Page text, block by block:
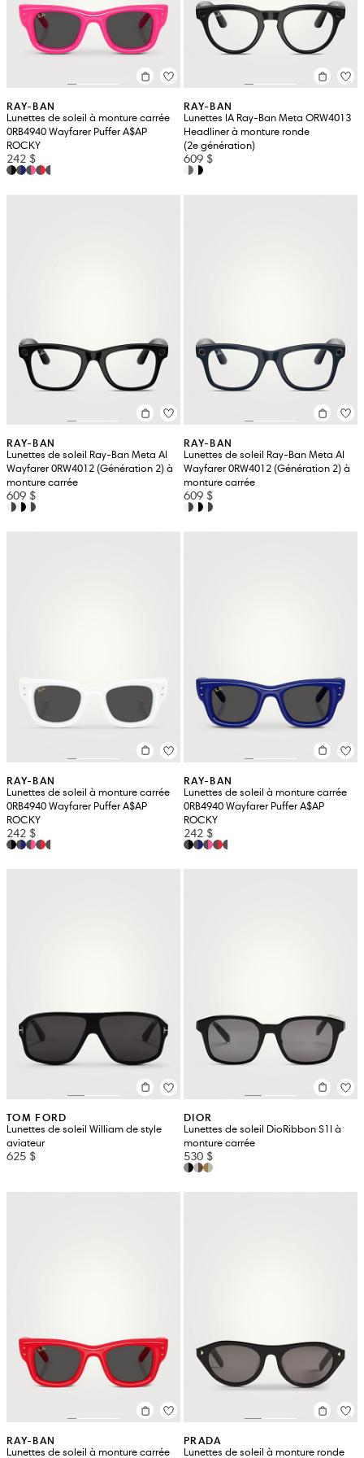
RAY-BAN
Lunettes de soleil à monture carrée
0RB4940 Wayfarer Puffer A$AP
ROCKY
242 $
RAY-BAN
Lunettes IA Ray-Ban Meta ORW4013
Headliner à monture ronde
(2e génération)
609 $
RAY-BAN
Lunettes de soleil Ray-Ban Meta AI
Wayfarer 0RW4012 (Génération 2) à
monture carrée
609 $
RAY-BAN
Lunettes de soleil Ray-Ban Meta AI
Wayfarer 0RW4012 (Génération 2) à
monture carrée
609 $
RAY-BAN
Lunettes de soleil à monture carrée
0RB4940 Wayfarer Puffer A$AP
ROCKY
242 $
RAY-BAN
Lunettes de soleil à monture carrée
0RB4940 Wayfarer Puffer A$AP
ROCKY
242 $
TOM FORD
Lunettes de soleil William de style
aviateur
625 $
DIOR
Lunettes de soleil DioRibbon S1I à
monture carrée
530 $
RAY-BAN
Lunettes de soleil à monture carrée
PRADA
Lunettes de soleil à monture ronde